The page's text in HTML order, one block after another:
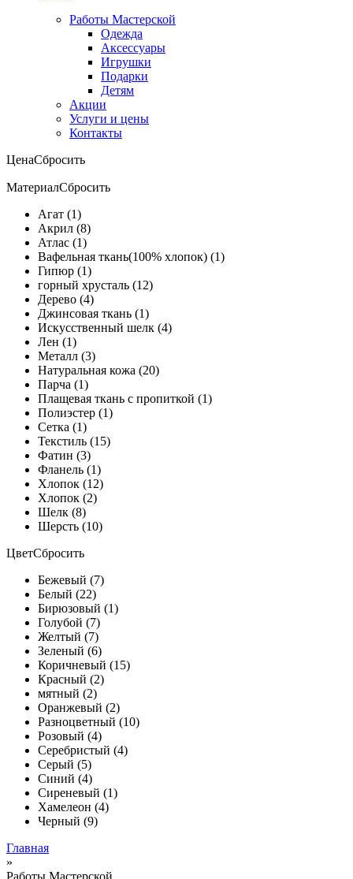
Работы Мастерской
Одежда
Аксессуары
Игрушки
Подарки
Детям
Акции
Услуги и цены
Контакты
ЦенаСбросить
МатериалСбросить
Агат (1)
Акрил (8)
Атлас (1)
Вафельная ткань(100% хлопок) (1)
Гипюр (1)
горный хрусталь (12)
Дерево (4)
Джинсовая ткань (1)
Искусственный шелк (4)
Лен (1)
Металл (3)
Натуральная кожа (20)
Парча (1)
Плащевая ткань с пропиткой (1)
Полиэстер (1)
Сетка (1)
Текстиль (15)
Фатин (3)
Фланель (1)
Хлопок (12)
Хлопок (2)
Шелк (8)
Шерсть (10)
ЦветСбросить
Бежевый (7)
Белый (22)
Бирюзовый (1)
Голубой (7)
Желтый (7)
Зеленый (6)
Коричневый (15)
Красный (2)
мятный (2)
Оранжевый (2)
Разноцветный (10)
Розовый (4)
Серебристый (4)
Серый (5)
Синий (4)
Сиреневый (1)
Хамелеон (4)
Черный (9)
Главная
»
Работы Мастерской